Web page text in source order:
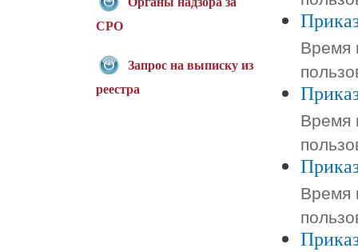
СРО
Запрос на выписку из
реестра
Время
Время
Время